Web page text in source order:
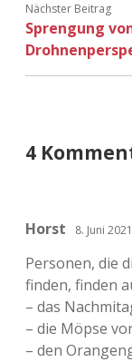
Nächster Beitrag
Sprengung
4
Horst 8. Juni
Personen, die
finden, finden
– das
– die Möpse
– den